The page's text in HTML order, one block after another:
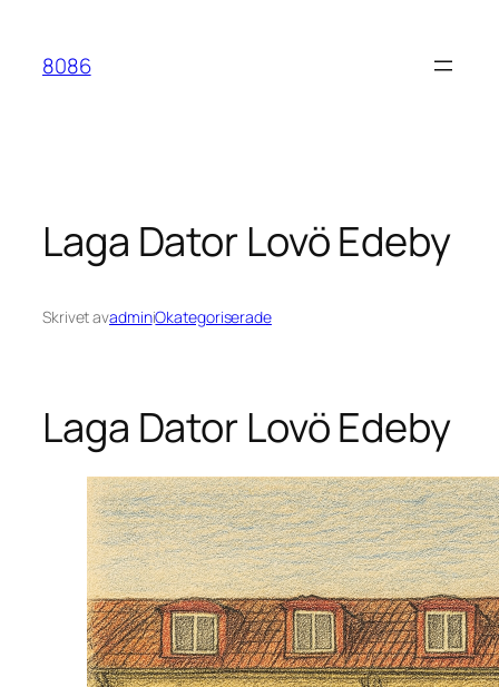
innehåll
8086
Laga Dator Lovö Edeby
Skrivet avadminiOkategoriserade
Laga Dator Lovö Edeby